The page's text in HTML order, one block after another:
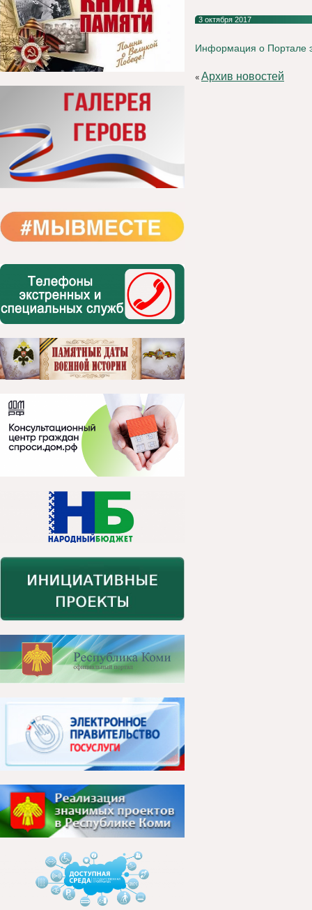
3 октября 2017
Информация о Портале
«Архив новостей